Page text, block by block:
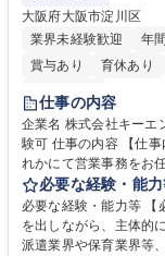
大阪府大阪市淀川区
業界未経験歓迎
年
賞与あり
育休あり
土日祝休み
仕事の内容
企業名 株式会社キーエンス 求人名 【大阪・京都・滋賀】営
験可 仕事の内容 【仕事内容】大阪営業所、京都営業所、滋賀営業所いず
れかにて営業事務をお
の作成・カタログ送付
善をお任せ。 【教育制度】ご入社後、育成担当とペアになりながらOJTに
て業務を覚えていただ
れているため、スムー
必要な経験・能
必要な経験・能力等 【
を出しながら、主体的
派遣業界や保育業界等